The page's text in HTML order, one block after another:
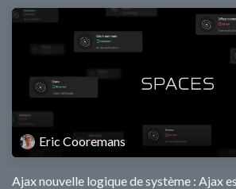
Eric Cooremans
Ajax nouvelle logique de système : Ajax